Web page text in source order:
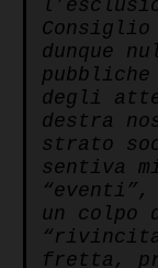
Consiglio
dunque
degli
destra
strato
sentiva
un colpo
fretta,